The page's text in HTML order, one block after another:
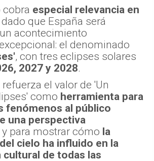
cobra especial relevancia en
dado que España será
acontecimiento
el denominado
, con tres eclipses solares
2027 y 2028.
el valor de 'Un
como herramienta para
fenómenos al público
una perspectiva
y para mostrar cómo la
cielo ha influido en la
de todas las